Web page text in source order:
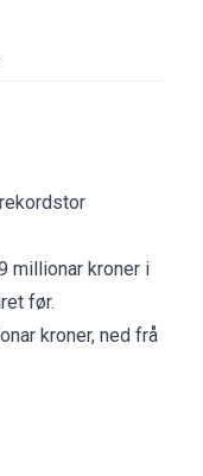
millionar kroner i
før.
kroner, ned frå